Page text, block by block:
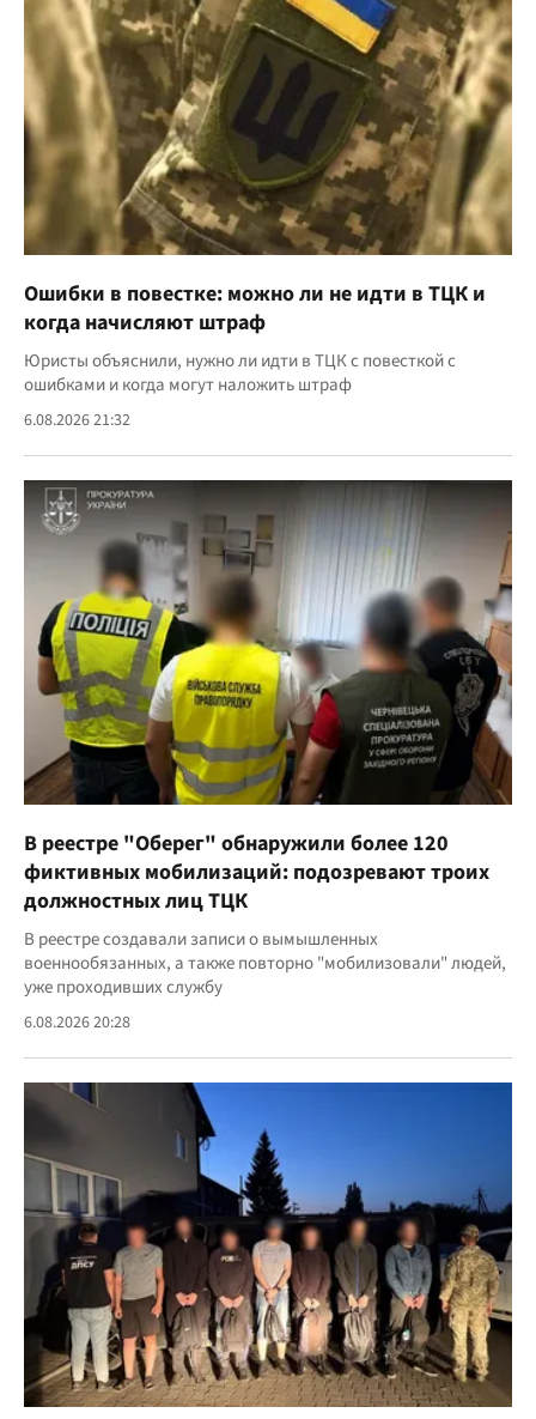
Ошибки в повестке: можно ли не идти в ТЦК и
когда начисляют штраф
Юристы объяснили, нужно ли идти в ТЦК с повесткой с
ошибками и когда могут наложить штраф
6.08.2026 21:32
В реестре "Оберег" обнаружили более 120
фиктивных мобилизаций: подозревают троих
должностных лиц ТЦК
В реестре создавали записи о вымышленных
военнообязанных, а также повторно "мобилизовали" людей,
уже проходивших службу
6.08.2026 20:28